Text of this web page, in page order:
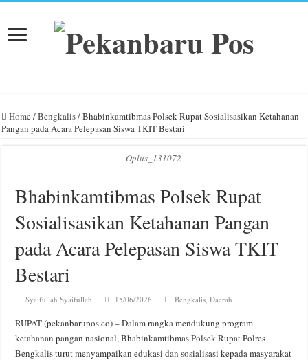
Home /Bengkalis/Bhabinkamtibmas Polsek Rupat Sosialisasikan Ketahanan
Pangan pada Acara Pelepasan Siswa TKIT Bestari
Oplus_131072
Bhabinkamtibmas Polsek Rupat
Sosialisasikan Ketahanan Pangan
pada Acara Pelepasan Siswa TKIT
Bestari
Syaifullah Syaifullah 15/06/2026 Bengkalis ,Daerah
RUPAT (pekanbarupos.co) – Dalam rangka mendukung program
ketahanan pangan nasional, Bhabinkamtibmas Polsek Rupat Polres
Bengkalis turut menyampaikan edukasi dan sosialisasi kepada masyarakat